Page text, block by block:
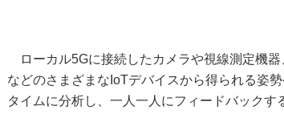
ローカル5Gに接続したカメラや視線測定機
などのさまざまなIoTデバイスから得られる姿
タイムに分析し、一人一人にフィードバックす